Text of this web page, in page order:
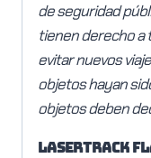
de seguridad
tienen derecho a
evitar nuevos
objetos hayan
objetos deben
Lasertrack